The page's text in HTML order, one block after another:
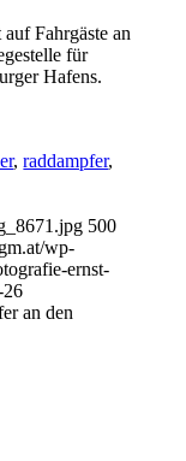
Fahrgäste an
für
Hafens.
,raddampfer,
500
wp-
ernst-
26
an den